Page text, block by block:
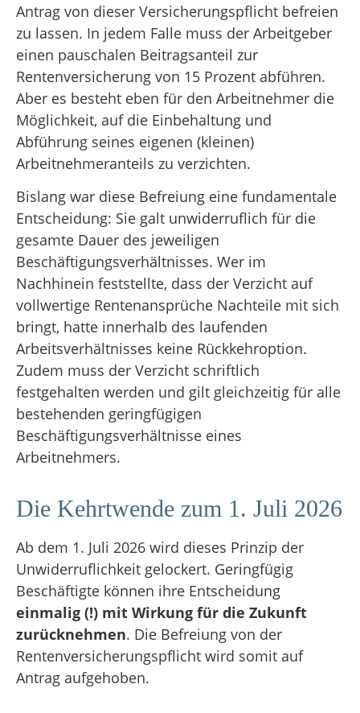
Antrag von dieser Versicherungspflicht befreien
zu lassen. In jedem Falle muss der Arbeitgeber
einen pauschalen Beitragsanteil zur
Rentenversicherung von 15 Prozent abführen.
Aber es besteht eben für den Arbeitnehmer die
Möglichkeit, auf die Einbehaltung und
Abführung seines eigenen (kleinen)
Arbeitnehmeranteils zu verzichten.
Bislang war diese Befreiung eine fundamentale
Entscheidung: Sie galt unwiderruflich für die
gesamte Dauer des jeweiligen
Beschäftigungsverhältnisses. Wer im
Nachhinein feststellte, dass der Verzicht auf
vollwertige Rentenansprüche Nachteile mit sich
bringt, hatte innerhalb des laufenden
Arbeitsverhältnisses keine Rückkehroption.
Zudem muss der Verzicht schriftlich
festgehalten werden und gilt gleichzeitig für alle
bestehenden geringfügigen
Beschäftigungsverhältnisse eines
Arbeitnehmers.
Die Kehrtwende zum 1. Juli 2026
Ab dem 1. Juli 2026 wird dieses Prinzip der
Unwiderruflichkeit gelockert. Geringfügig
Beschäftigte können ihre Entscheidung
einmalig (!) mit Wirkung für die Zukunft
zurücknehmen. Die Befreiung von der
Rentenversicherungspflicht wird somit auf
Antrag aufgehoben.